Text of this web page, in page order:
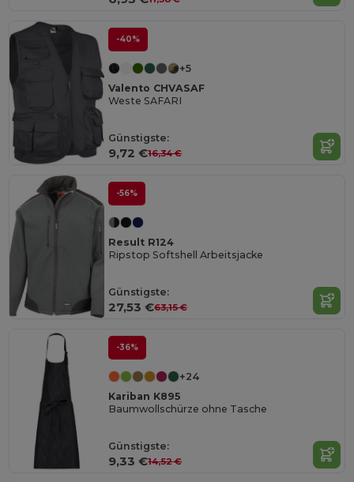
-40%
+5
Valento CHVASAF
Weste SAFARI
Günstigste:
9,72 €16,34 €
-56%
Result R124
Ripstop Softshell Arbeitsjacke
Günstigste:
27,53 €63,15 €
-36%
+24
Kariban K895
Baumwollschürze ohne Tasche
Günstigste:
9,33 €14,52 €